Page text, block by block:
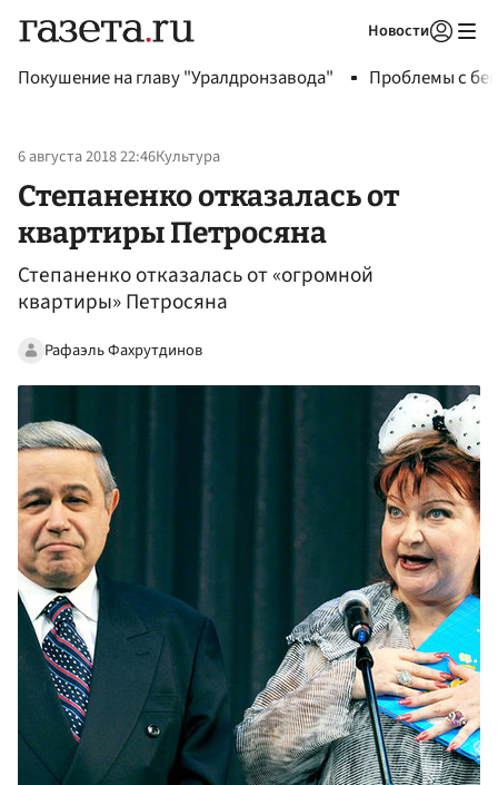
Новости
Покушение на главу "Уралдронзавода" Проблемы с
6 августа 2018 22:46Культура
Степаненко отказалась от
квартиры Петросяна‍
Степаненко отказалась от «огромной
квартиры» Петросяна‍
Рафаэль Фахрутдинов